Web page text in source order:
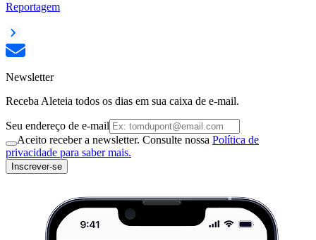
Reportagem
Newsletter
Receba Aleteia todos os dias em sua caixa de e-mail.
Seu endereço de e-mail
Aceito receber a newsletter. Consulte nossa Política de
privacidade para saber mais.
Inscrever-se